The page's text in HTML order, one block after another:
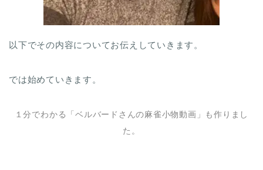
以下でその内容についてお伝えしていきます。
では始めていきます。
１分でわかる「ベルバードさんの麻雀小物動画」も作りまし
た。